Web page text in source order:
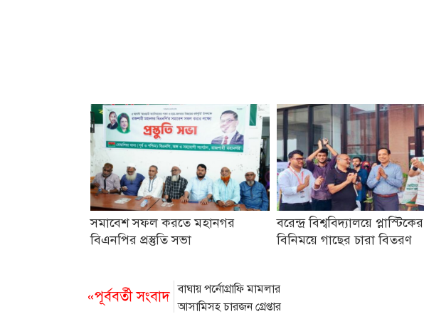
সমাবেশ সফল করতে মহানগর
বিএনপির প্রস্তুতি সভা
বরেন্দ্র বিশ্ববিদ্যালয়ে প্লাস্টিকের
বিনিময়ে গাছের চারা বিতরণ
«পূর্ববর্তী সংবাদ বাঘায় পর্নোগ্রাফি মামলার
আসামিসহ চারজন গ্রেপ্তার